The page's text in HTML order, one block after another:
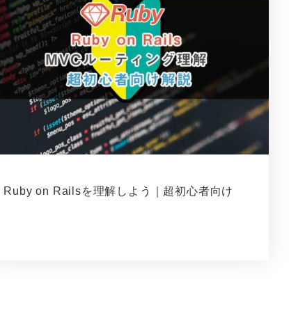
Ruby on Railsを理解しよう｜超初心者向け